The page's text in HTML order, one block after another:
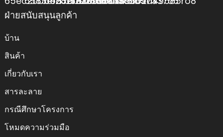
ฝ่ายสนับสนุนลูกค้า
บ้าน
สินค้า
เกี่ยวกับเรา
สารละลาย
กรณีศึกษาโครงการ
โหมดความร่วมมือ